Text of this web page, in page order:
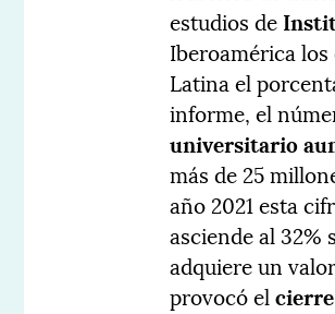
estudios de
Iberoamérica
Latina el
informe, el
universitario
más de 25
año 2021 esta
asciende al 32%
adquiere un
provocó el